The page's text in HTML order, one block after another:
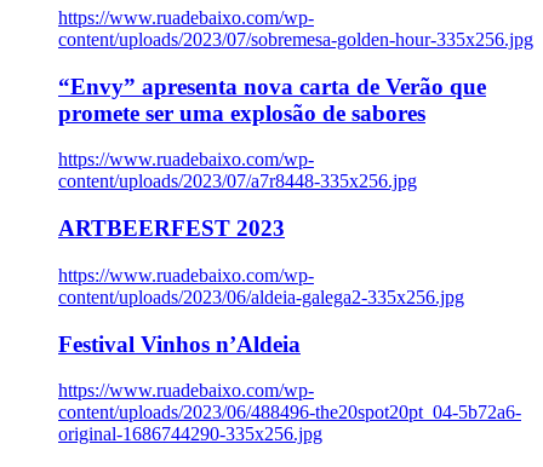
https://www.ruadebaixo.com/wp-
content/uploads/2023/07/sobremesa-golden-hour-335x256.jpg
“Envy” apresenta nova carta de Verão que
promete ser uma explosão de sabores
https://www.ruadebaixo.com/wp-
content/uploads/2023/07/a7r8448-335x256.jpg
ARTBEERFEST 2023
https://www.ruadebaixo.com/wp-
content/uploads/2023/06/aldeia-galega2-335x256.jpg
Festival Vinhos n’Aldeia
https://www.ruadebaixo.com/wp-
content/uploads/2023/06/488496-the20spot20pt_04-5b72a6-
original-1686744290-335x256.jpg